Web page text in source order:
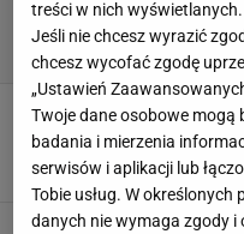
KSW
zawalczy o
Bartosz
treści w nich
Jeśli nie chcesz wyrazić
chcesz wycofać zgodę
„Ustawień
Twoje dane osobowe mogą
badania i mierzenia
serwisów i aplikacji lub
Tobie usług. W
danych nie wymaga zgody i